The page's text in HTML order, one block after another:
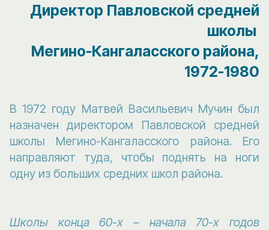
Директор Павловской средней
школы
Мегино-Кангаласского района,
1972-1980
В 1972 году Матвей Васильевич Мучин был
назначен директором Павловской средней
школы Мегино-Кангаласского района. Его
направляют туда, чтобы поднять на ноги
одну из больших средних школ района.
Школы конца 60-х – начала 70-х годов